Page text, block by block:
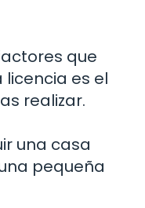
que
licencia es el
realizar.
una casa
pequeña